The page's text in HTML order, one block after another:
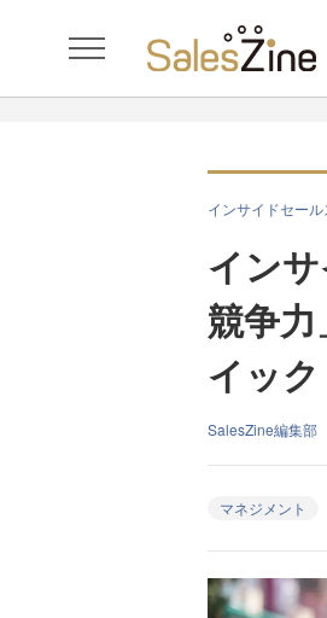
インサイドセー
イン
競争
イッ
SalesZine編集
マネジメント